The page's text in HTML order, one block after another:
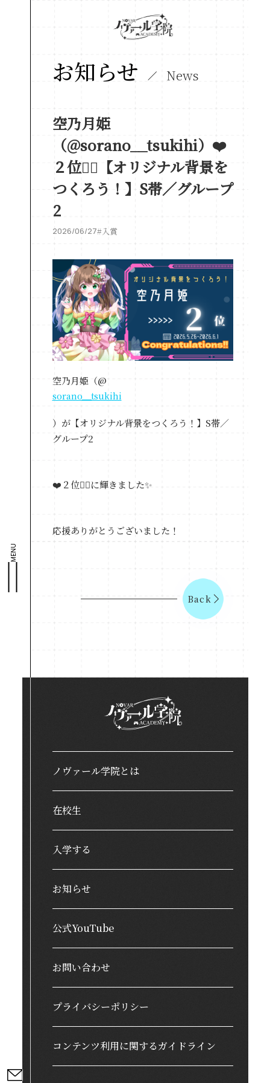
MENU
お知らせ News
空乃月姫
（@sorano__tsukihi）❤️
２位❤️‍🔥【オリジナル背景を
つくろう！】S帯／グループ
2
2026/06/27#入賞
空乃月姫（@
sorano__tsukihi
）が【オリジナル背景をつくろう！】S帯／
グループ2
❤️２位❤️‍🔥に輝きました✨
応援ありがとうございました！
Back
ノヴァール学院とは
在校生
入学する
お知らせ
公式YouTube
お問い合わせ
プライバシーポリシー
コンテンツ利用に関するガイドライン